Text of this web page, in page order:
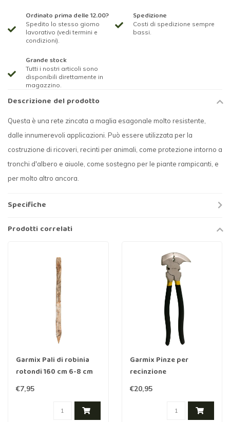
Ordinato prima delle 12.00?
Spedito lo stesso giorno
lavorativo (vedi termini e
condizioni).
Spedizione
Costi di spedizione sempre
bassi.
Grande stock
Tutti i nostri articoli sono
disponibili direttamente in
magazzino.
Descrizione del prodotto
Questa è una rete zincata a maglia esagonale molto resistente,
dalle innumerevoli applicazioni. Può essere utilizzata per la
costruzione di ricoveri, recinti per animali, come protezione intorno a
tronchi d'albero e aiuole, come sostegno per le piante rampicanti, e
per molto altro ancora.
Specifiche
Prodotti correlati
Garmix Pali di robinia
rotondi 160 cm 6-8 cm
€7,95
Garmix Pinze per
recinzione
€20,95